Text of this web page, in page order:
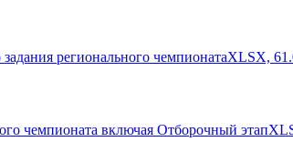
регионального чемпионатаXLSX,
чемпионата включая Отборочный этап